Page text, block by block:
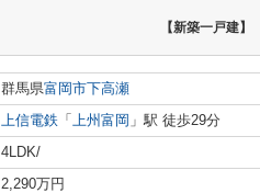
【新築一戸建】
群馬県富岡市下高瀬
上信電鉄 「 上州富岡 」駅 徒歩29分
4LDK/
2,290万円